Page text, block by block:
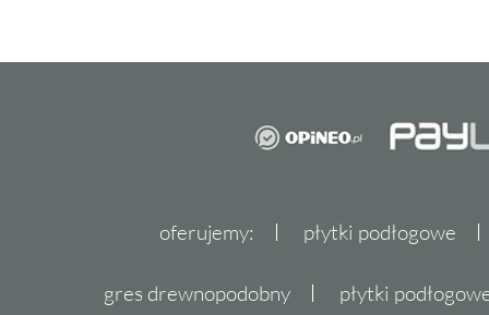
oferujemy: płytki podłogowe
gres drewnopodobny płytki